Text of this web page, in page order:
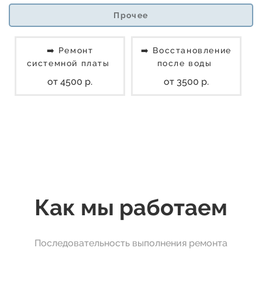
Прочее
➡️ Ремонт
системной платы
от 4500 р.
➡️ Восстановление
после воды
от 3500 р.
Как мы работаем
Последовательность выполнения ремонта